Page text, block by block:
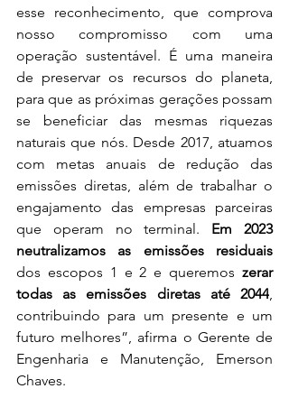
esse reconhecimento, que comprova
nosso compromisso com uma
operação sustentável. É uma maneira
de preservar os recursos do planeta,
para que as próximas gerações possam
se beneficiar das mesmas riquezas
naturais que nós. Desde 2017, atuamos
com metas anuais de redução das
emissões diretas, além de trabalhar o
engajamento das empresas parceiras
que operam no terminal. Em 2023
neutralizamos as emissões residuais
dos escopos 1 e 2 e queremos zerar
todas as emissões diretas até 2044,
contribuindo para um presente e um
futuro melhores”, afirma o Gerente de
Engenharia e Manutenção, Emerson
Chaves.